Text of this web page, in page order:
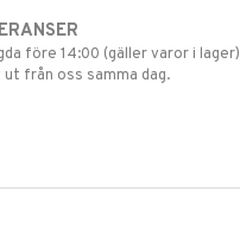
före 14:00 (gäller varor i lager)
från oss samma dag.